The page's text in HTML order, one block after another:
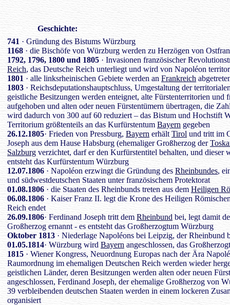
Geschichte:
741 · Gründung des Bistums Würzburg
1168 · die Bischöfe von Würzburg werden zu Herzögen von
1792, 1796, 1800 und 1805 · Invasionen französischer
Reich, das Deutsche Reich unterliegt und wird von Napoléon
1801 · alle linksrheinischen Gebiete werden an Frankreich
1803 · Reichsdeputationshauptschluss, Umgestaltung der
geistliche Besitzungen werden enteignet, alte Fürstenterritorien und
aufgehoben und alten oder neuen Fürstentümern übertragen, die
wird dadurch von 300 auf 60 reduziert – das Bistum und Hochstift
Territorium größtenteils an das Kurfürstentum Bayern gegeben
26.12.1805· Frieden von Pressburg, Bayern erhält Tirol und tritt im
Joseph aus dem Hause Habsburg (ehemaliger Großherzog der
Salzburg verzichtet, darf er den Kurfürstentitel behalten, und dieser
entsteht das Kurfürstentum Würzburg
12.07.1806 · Napoléon erzwingt die Gründung des Rheinbundes,
und südwestdeutschen Staaten unter französischem Protektorat
01.08.1806 · die Staaten des Rheinbunds treten aus dem Heiligen
06.08.1806 · Kaiser Franz II. legt die Krone des Heiligen
Reich endet
26.09.1806· Ferdinand Joseph tritt dem Rheinbund bei, legt damit
Großherzog ernannt - es entsteht das Großherzogtum Würzburg
Oktober 1813 · Niederlage Napoléons bei Leipzig, der Rheinbund
01.05.1814· Würzburg wird Bayern angeschlossen, das
1815 · Wiener Kongress, Neuordnung Europas nach der Ära
Raumordnung im ehemaligen Deutschen Reich werden wieder
geistlichen Länder, deren Besitzungen werden alten oder neuen
angeschlossen, Ferdinand Joseph, der ehemalige Großherzog von
39 verbleibenden deutschen Staaten werden in einem lockeren
organisiert